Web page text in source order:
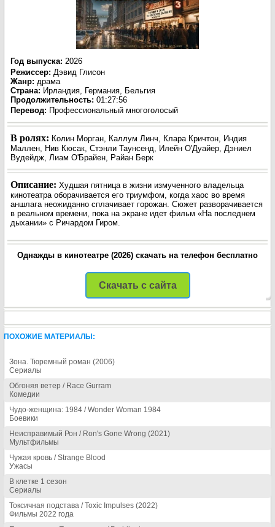
Год выпуска: 2026
Режиссер: Дэвид Глисон
Жанр: драма
Страна: Ирландия, Германия, Бельгия
Продолжительность: 01:27:56
Перевод: Профессиональный многоголосый
В ролях: Колин Морган, Каллум Линч, Клара Кричтон, Индия
Маллен, Нив Кюсак, Стэнли Таунсенд, Илейн О'Дуайер, Дэниел
Вудейдж, Лиам О'Брайен, Райан Берк
Описание: Худшая пятница в жизни измученного владельца
кинотеатра оборачивается его триумфом, когда хаос во время
аншлага неожиданно сплачивает горожан. Сюжет разворачивается
в реальном времени, пока на экране идет фильм «На последнем
дыхании» с Ричардом Гиром.
Однажды в кинотеатре (2026) скачать на телефон бесплатно
Скачать с сайта
ПОХОЖИЕ МАТЕРИАЛЫ:
Зона. Тюремный роман (2006)
Сериалы
Обгоняя ветер / Race Gurram
Комедии
Чудо-женщина: 1984 / Wonder Woman 1984
Боевики
Неисправимый Рон / Ron's Gone Wrong (2021)
Мультфильмы
Чужая кровь / Strange Blood
Ужасы
В клетке 1 сезон
Сериалы
Токсичная подстава / Toxic Impulses (2022)
Фильмы 2022 года